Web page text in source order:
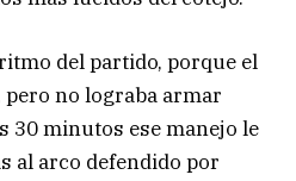
del partido, porque el
no lograba armar
30 minutos ese manejo le
al arco defendido por